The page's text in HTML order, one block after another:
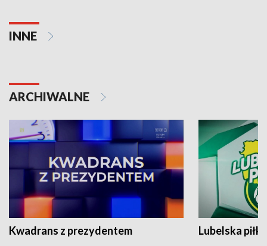
INNE
ARCHIWALNE
Kwadrans z prezydentem Lubelska piłka